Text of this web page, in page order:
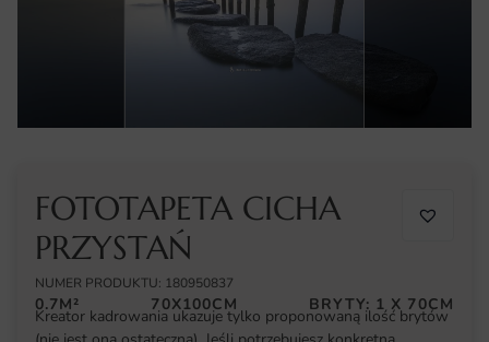
FOTOTAPETA CICHA
PRZYSTAŃ
NUMER PRODUKTU: 180950837
0.7M² 70X100CM BRYTY: 1 X 70CM
Kreator kadrowania ukazuje tylko proponowaną ilość brytów